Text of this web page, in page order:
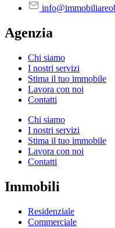
Agenzia
Chi siamo
I nostri servizi
Stima il tuo immobile
Lavora con noi
Contatti
Chi siamo
I nostri servizi
Stima il tuo immobile
Lavora con noi
Contatti
Immobili
Residenziale
Commerciale